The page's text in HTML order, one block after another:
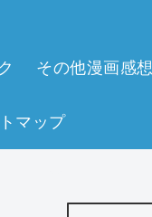
その他漫画感想
マップ